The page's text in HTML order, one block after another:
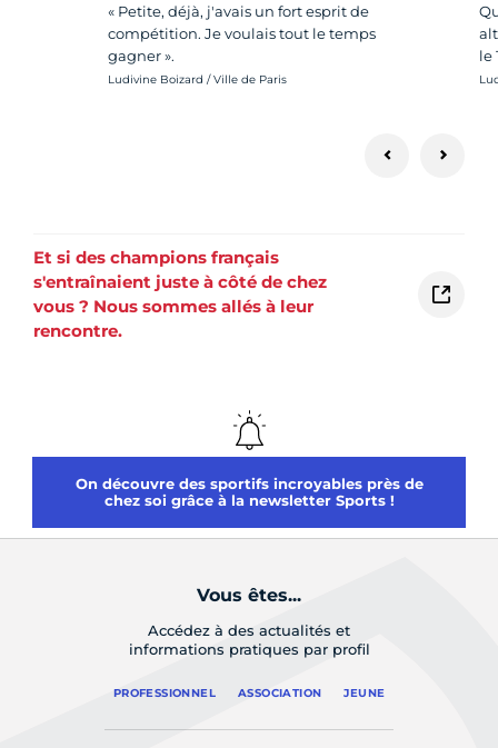
« Petite, déjà, j'avais un fort esprit de
compétition. Je voulais tout le temps
gagner ».
Crédit photo :
Ludivine Boizard / Ville de Paris
le
Et si des champions français
s'entraînaient juste à côté de chez
vous ? Nous sommes allés à leur
rencontre.
On découvre des sportifs incroyables près de
chez soi grâce à la newsletter Sports !
Vous êtes...
Accédez à des actualités et
informations pratiques par profil
PROFESSIONNEL ASSOCIATION JEUNE